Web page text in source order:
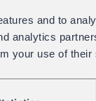
and to
analytics
your use of